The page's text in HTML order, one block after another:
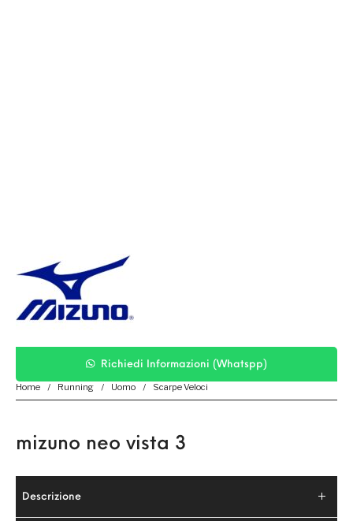
Home / Running / Uomo / Scarpe Veloci
mizuno neo vista 3
Descrizione
Richiedi Informazioni (Whatspp)